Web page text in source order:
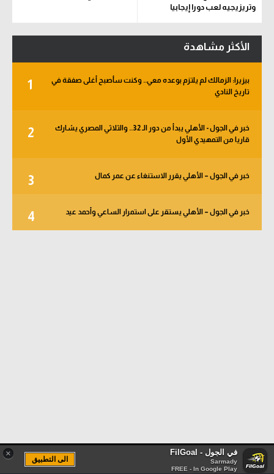
وتريزيجيه لعب دورا إيجابيا
الأكثر مشاهدة
1
بيزيرا: الزمالك لم يلتزم بوعده معي.. وكنت سأصبح أغلى صفقة في
تاريخ النادي
2
خبر في الجول - الأهلي يبدأ من دور الـ 32.. والثلاثي المصري يشارك
قاريا من التمهيدي الأول
3 خبر في الجول – الأهلي يقرر الاستنغاء عن عمر كمال
4 خبر في الجول – الأهلي يستقر على استمرار الساعي وأحمد عيد
× في الجول - FilGoal
Sarmady
FREE - In Google Play
الى التطبيق